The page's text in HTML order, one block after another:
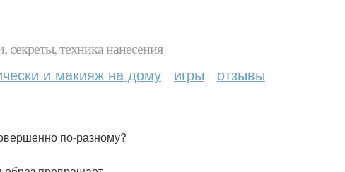
техника нанесения
и макияж на дому игры отзывы
по-разному?